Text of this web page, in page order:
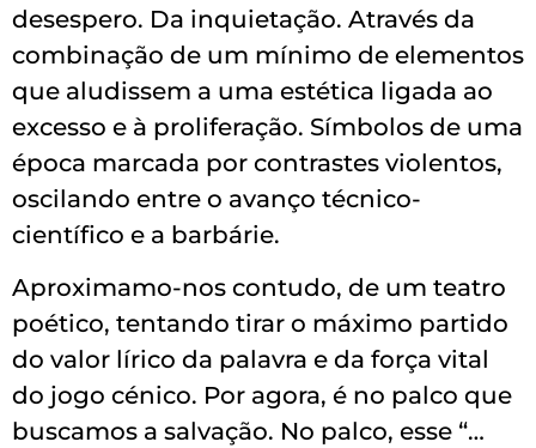
desespero. Da inquietação. Através da
combinação de um mínimo de elementos
que aludissem a uma estética ligada ao
excesso e à proliferação. Símbolos de uma
época marcada por contrastes violentos,
oscilando entre o avanço técnico-
científico e a barbárie.
Aproximamo-nos contudo, de um teatro
poético, tentando tirar o máximo partido
do valor lírico da palavra e da força vital
do jogo cénico. Por agora, é no palco que
buscamos a salvação. No palco, esse “…